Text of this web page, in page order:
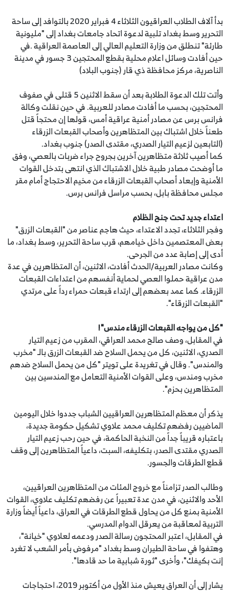
بدأ آلاف الطلاب العراقيون الثلاثاء 4 فبراير 2020 بالتوافد إلى ساحة
التحرير وسط بغداد تلبية لدعوة اتحاد جامعات بغداد إلى "مليونية
طارئة" تنطلق من وزارة التعليم العالي إلى العاصمة العراقية .في
حين أفادت وسائل اعلام محلية بقطع المحتجين 3 جسور في مدينة
الناصرية، مركز محافظة ذي قار (جنوب البلاد)
وأتت تلك الدعوة الطلابة بعد أن سقط الاثنين 5 قتلى في صفوف
المحتجين، بحسب ما أفادت مصادر للعربية. في حين نقلت وكالة
فرانس برس عن مصادر أمنية عراقية أمس، قولها إن محتجاً قتل
طعناً خلال اشتباك بين المتظاهرين وأصحاب القبعات الزرقاء
(التابعين لزعيم التيار الصدري، مقتدى الصدر) جنوب بغداد.
كما أصيب ثلاثة متظاهرين آخرين بجروح جراء ضربات بالعصي، وفق
ما أوضحت مصادر طبية خلال الاشتباك الذي انتهى بتدخل القوات
الأمنية وإبعاد أصحاب القبعات الزرقاء من مخيم الاحتجاج أمام مقر
مجلس محافظة بابل، بحسب مراسل فرانس برس.
اعتداء جديد تحت جنح الظلام
وفجر الثلاثاء، تجدد الاعتداء، حيث هاجم عناصر من "القبعات الزرق"
بعض المعتصمين داخل خيامهم، قرب ساحة التحرير، وسط بغداد، ما
أدى إلى إصابة عدد من الجرحى.
وكانت مصادر العربية/الحدث أفادت، الاثنين، أن المتظاهرين في عدة
مدن عراقية حملوا العصي لحماية أنفسهم من اعتداءات القبعات
الزرقاء. كما عمد بعضهم إلى ارتداء قبعات حمراء رداً على مرتدي
"القبعات الزرقاء".
"كل من يواجه القبعات الزرقاء مندس"!
في المقابل، وصف صالح محمد العراقي، المقرب من زعيم التيار
الصدري، الاثنين، كل من يحمل السلاح ضد القبعات الزرق بالـ "مخرب
والمندس". وقال في تغريدة على تويتر "كل من يحمل السلاح ضدهم
مخرب ومندس، وعلى القوات الأمنية التعامل مع المندسين بين
المتظاهرين بحزم".
يذكر أن معظم المتظاهرين العراقيين الشباب جددوا خلال اليومين
الماضيين رفضهم تكليف محمد علاوي تشكيل حكومة جديدة،
باعتباره قريباً جداً من النخبة الحاكمة، في حين رحب زعيم التيار
الصدري مقتدى الصدر، بتكليفه، السبت، داعياً المتظاهرين إلى وقف
قطع الطرقات والجسور.
وطالب الصدر تزامناً مع خروج المئات من المتظاهرين العراقيين،
الأحد والاثنين، في مدن عدة تعبيراً عن رفضهم تكليف علاوي، القوات
الأمنية بمنع كل من يحاول قطع الطرقات في العراق، داعياً أيضاً وزارة
التربية لمعاقبة من يعرقل الدوام المدرسي.
في المقابل، اعتبر المحتجون رسالة الصدر ودعمه لعلاوي "خيانة"،
وهتفوا في ساحة الطيران وسط بغداد "مرفوض بأمر الشعب لا تغرد
إنت بكيفك"، وأخرى "ثورة شبابية ما حد قادها".
يشار إلى أن العراق يعيش منذ الأول من أكتوبر 2019، احتجاجات